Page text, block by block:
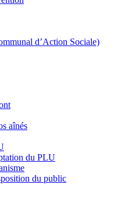
d’Action Sociale)
aînés
du PLU
du public